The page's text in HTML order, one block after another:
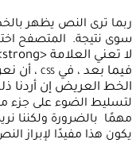
ربما ترى النص يظهر
سوى نتيجة. المتصفح
لا تعني العلامة <strong> “
فيما بعد ، في CSS ، أن
الخط العريض إن أردنا
لتسليط الضوء على جزء
مهمًا بالضرورة ولكننا
يكون هذا مفيدًا لإبراز